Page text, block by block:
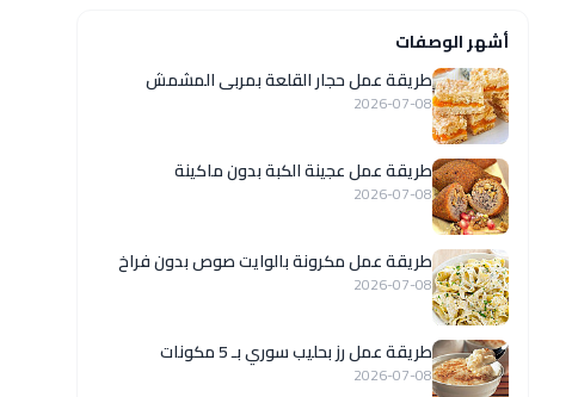
أشهر الوصفات
طريقة عمل حجار القلعة بمربى المشمش
2026-07-08
طريقة عمل عجينة الكبة بدون ماكينة
2026-07-08
طريقة عمل مكرونة بالوايت صوص بدون فراخ
2026-07-08
طريقة عمل رز بحليب سوري بـ 5 مكونات
2026-07-08